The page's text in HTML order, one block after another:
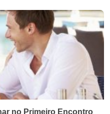
no Primeiro Encontro